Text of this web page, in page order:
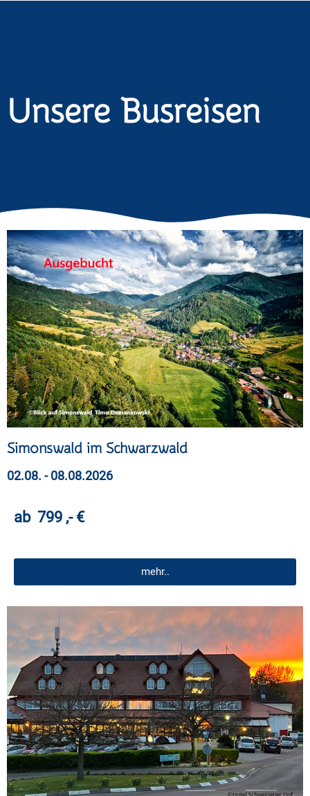
Unsere Busreisen
Simonswald im Schwarzwald
02.08. - 08.08.2026
ab 799 ,- €
mehr..